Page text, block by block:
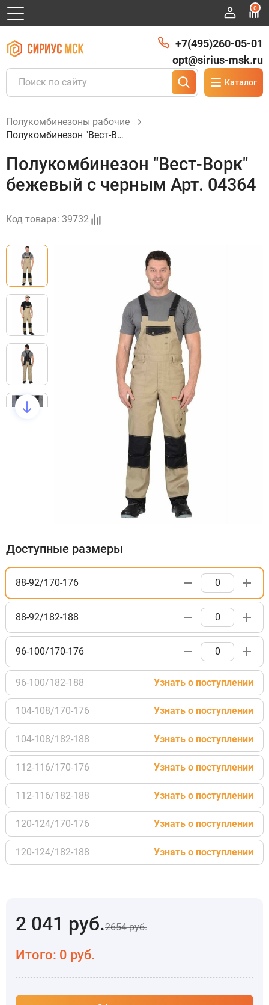
0
Каталог
+7(495)260-05-01
opt@sirius-msk.ru
Полукомбинезоны рабочие
Полукомбинезон "Вест-Ворк" бежевый с черным Арт. 04364
Полукомбинезон "Вест-Ворк"
бежевый с черным Арт. 04364
Код товара: 39732
Доступные размеры
88-92/170-176
88-92/182-188
96-100/170-176
96-100/182-188 Узнать о поступлении
104-108/170-176 Узнать о поступлении
104-108/182-188 Узнать о поступлении
112-116/170-176 Узнать о поступлении
112-116/182-188 Узнать о поступлении
120-124/170-176 Узнать о поступлении
120-124/182-188 Узнать о поступлении
2 041 руб.2654руб.
Итого: 0 руб.